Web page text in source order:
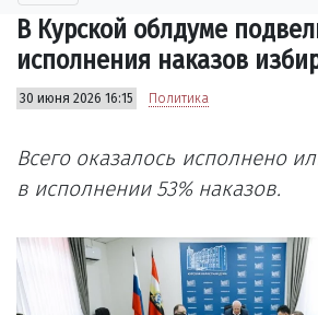
В Курской облдуме
исполнения наказов
30 июня 2026 16:15 Политика
Всего оказалось исполнено
в исполнении 53% наказов.